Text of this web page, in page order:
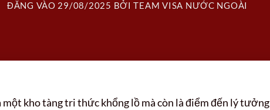
ĐĂNG VÀO 29/08/2025 BỞITEAM VISA NƯỚC NGOÀI
một kho tàng tri thức khổng lồ mà còn là điểm đến lý tưởng